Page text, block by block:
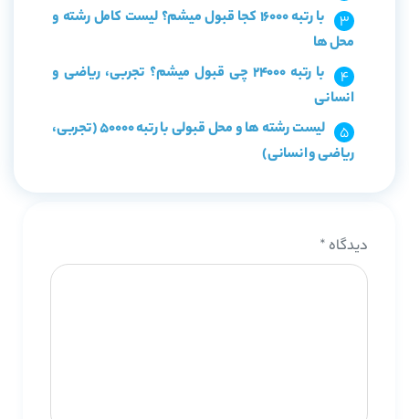
با رتبه 16000 کجا قبول میشم؟ لیست کامل رشته و
محل ها
با رتبه 24000 چی قبول میشم؟ تجربی، ریاضی و
انسانی
لیست رشته ها و محل قبولی با رتبه 50000 (تجربی،
ریاضی و انسانی)
دیدگاه *